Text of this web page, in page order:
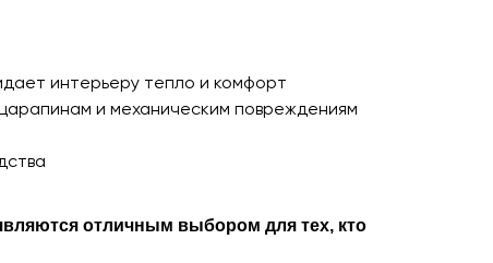
интерьеру тепло и комфорт
и механическим повреждениям
отличным выбором для тех, кто